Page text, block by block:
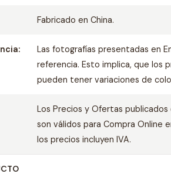
Fabricado en China.
Las fotografías presentadas en
referencia. Esto implica, que los
pueden tener variaciones de
Los Precios y Ofertas publicados
son válidos para Compra Online
los precios incluyen IVA.